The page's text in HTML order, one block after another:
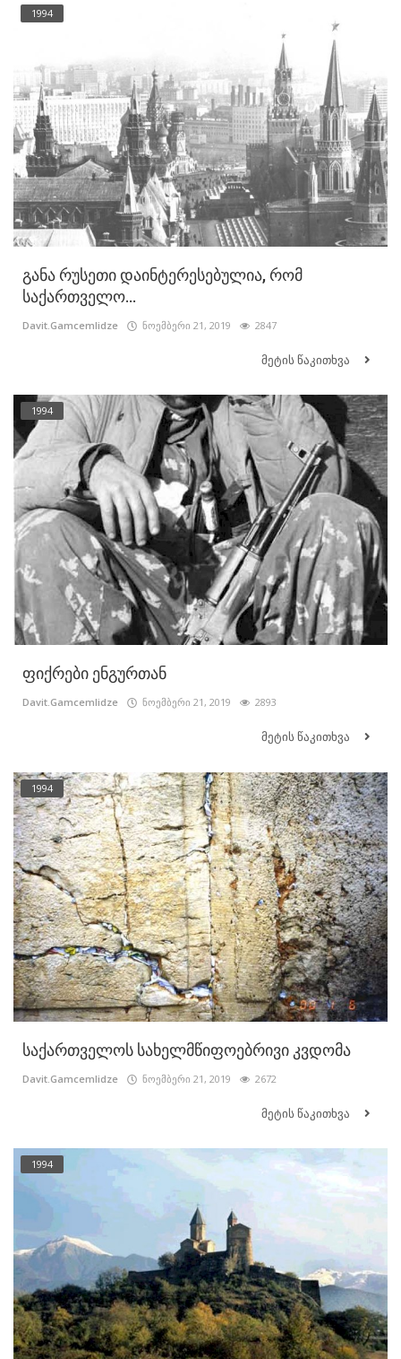
1994
განა რუსეთი დაინტერესებულია, რომ
საქართველო...
Davit.Gamcemlidze ნოემბერი 21, 2019 2847
მეტის წაკითხვა
1994
ფიქრები ენგურთან
Davit.Gamcemlidze ნოემბერი 21, 2019 2893
მეტის წაკითხვა
1994
საქართველოს სახელმწიფოებრივი კვდომა
Davit.Gamcemlidze ნოემბერი 21, 2019 2672
მეტის წაკითხვა
1994